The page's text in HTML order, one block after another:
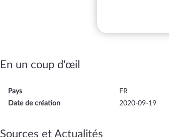
En un coup d'œil
Pays
FR
Date de création
2020-09-19
Sources et Actualités